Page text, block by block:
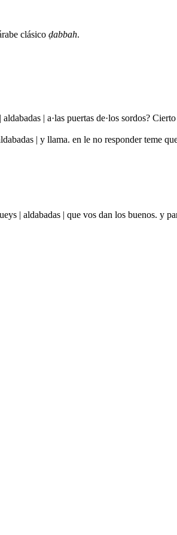
clásico ḍabbah.
| a·las puertas de·los sordos?
| y llama. en le no responder teme
| aldabadas | que vos dan los buenos. y